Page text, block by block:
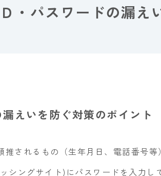
Ｄ・パスワードの漏え
えいを防ぐ対策のポイント
推されるもの（生年月日、電話番号等
シングサイト)にパスワードを入力